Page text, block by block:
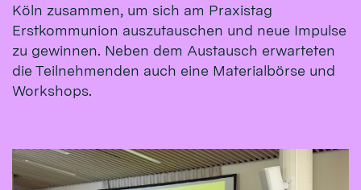
Köln zusammen, um sich am Praxistag
Erstkommunion auszutauschen und neue Impulse
zu gewinnen. Neben dem Austausch erwarteten
die Teilnehmenden auch eine Materialbörse und
Workshops.